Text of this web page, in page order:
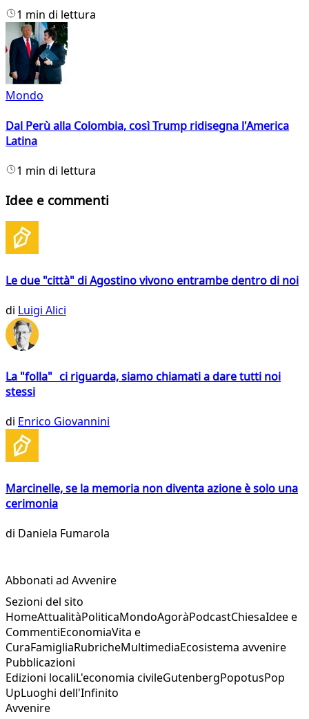
1 min di lettura
Mondo
Dal Perù alla Colombia, così Trump ridisegna l'America
Latina
1 min di lettura
Idee e commenti
Le due "città" di Agostino vivono entrambe dentro di noi
di Luigi Alici
La "folla" ci riguarda, siamo chiamati a dare tutti noi
stessi
di Enrico Giovannini
Marcinelle, se la memoria non diventa azione è solo una
cerimonia
di Daniela Fumarola
Abbonati ad Avvenire
Sezioni del sito
HomeAttualitàPoliticaMondoAgoràPodcastChiesaIdee e
CommentiEconomiaVita e
CuraFamigliaRubricheMultimediaEcosistema avvenire
Pubblicazioni
Edizioni localiL'economia civileGutenbergPopotusPop
UpLuoghi dell'Infinito
Avvenire